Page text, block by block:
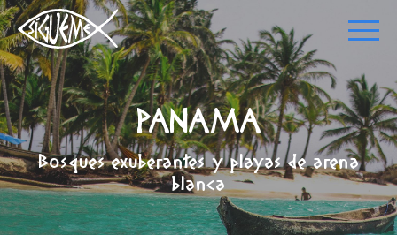
PANAMA
Bosques exuberantes y playas de arena
blanca